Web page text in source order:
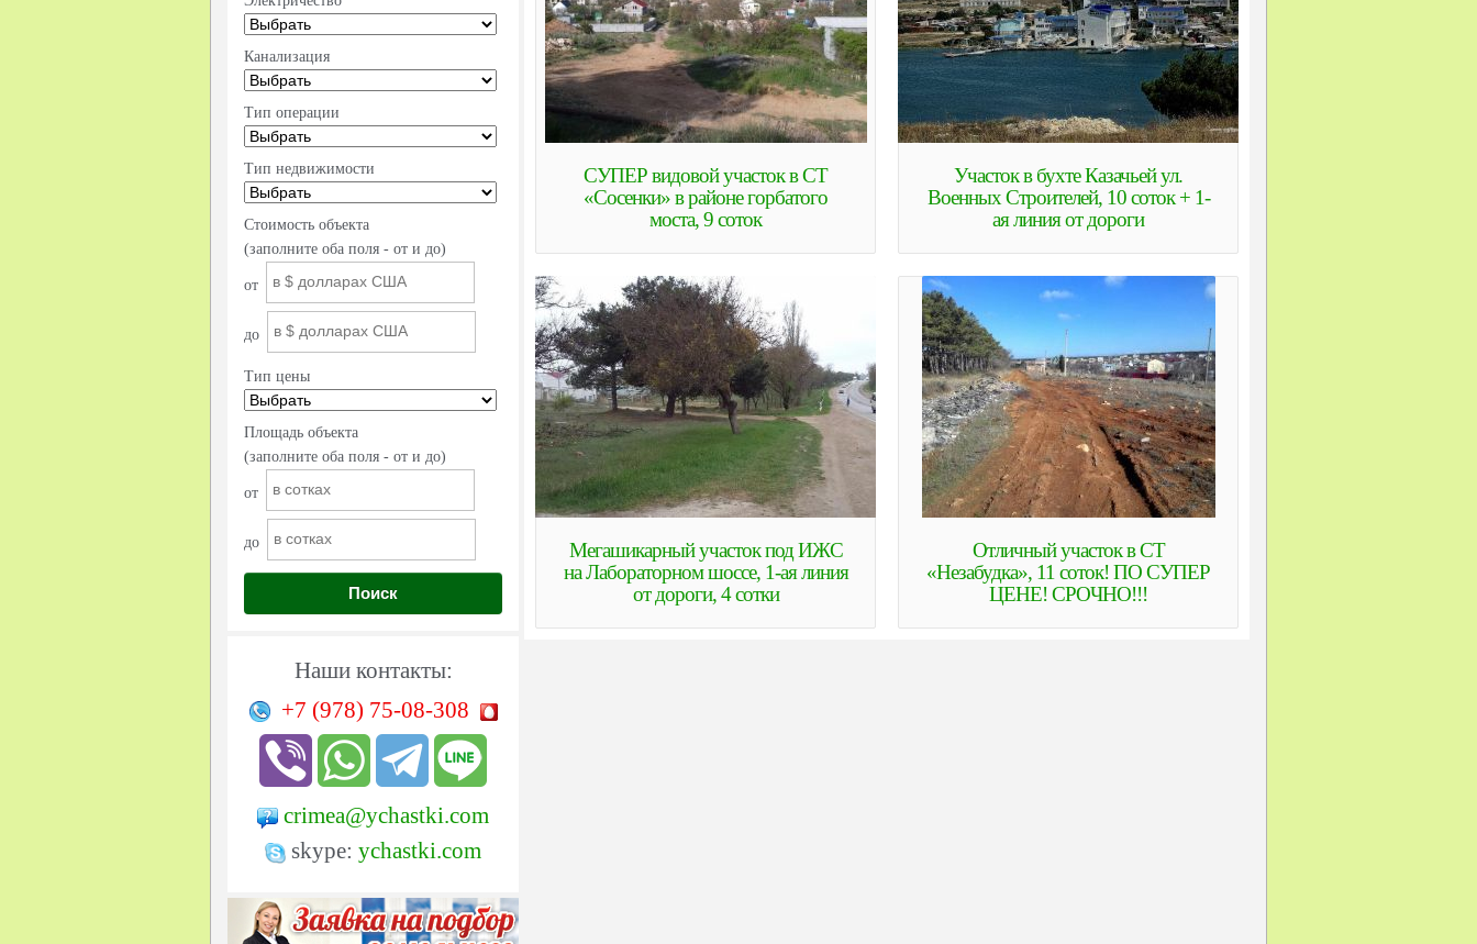
Канализация
Тип операции
Тип недвижимости
Стоимость объекта
(заполните оба поля - от и до)
от
до
Тип цены
Площадь объекта
(заполните оба поля - от и до)
от
до
Поиск
Наши контакты:
+7 (978) 75-08-308
crimea@ychastki.com
skype: ychastki.com
СУПЕР видовой участок в СТ
«Сосенки» в районе горбатого
моста, 9 соток
Участок в бухте Казачьей ул.
Военных Строителей, 10 соток + 1-
ая линия от дороги
Мегашикарный участок под ИЖС
на Лабораторном шоссе, 1-ая линия
от дороги, 4 сотки
Отличный участок в СТ
«Незабудка», 11 соток! ПО СУПЕР
ЦЕНЕ! СРОЧНО!!!